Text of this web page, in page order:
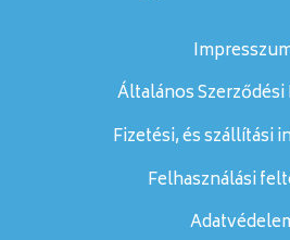
Általános
Fizetési, és szállítási
Felhasználási